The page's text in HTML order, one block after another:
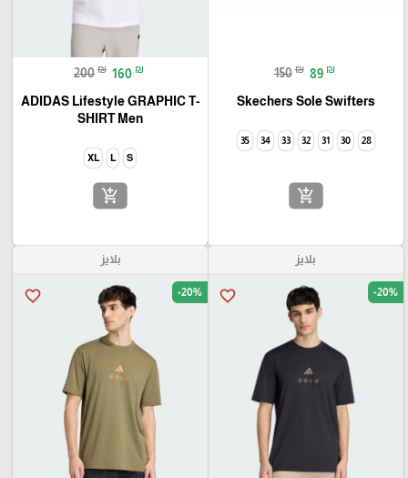
150 ₪ 89 ₪
Skechers Sole Swifters
28
30
31
32
33
34
35
add_shopping_cart
200 ₪ 160 ₪
ADIDAS Lifestyle GRAPHIC T-
SHIRT Men
S
L
XL
add_shopping_cart
بلايز
favorite_border -20%
بلايز
favorite_border -20%